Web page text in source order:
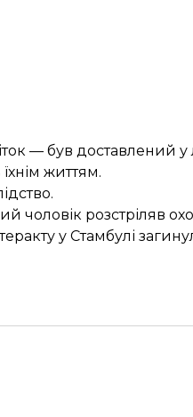
— був доставлений у
життям.
чоловік розстріляв
теракту у Стамбулі